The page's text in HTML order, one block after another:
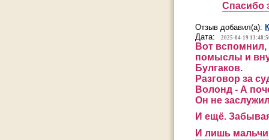
Спасибо
Отзыв добавил(а):
Дата:
2025-04-19
Вот
помыслы и
Булгаков.
Разговор за
Волонд - А
Он не
И ещё.
И лишь